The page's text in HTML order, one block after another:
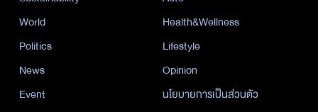
World
Health&Wellness
Politics
Lifestyle
News
Opinion
Event
นโยบายการเป็นส่วนตัว